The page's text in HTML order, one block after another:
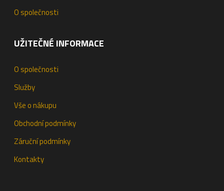
O společnosti
UŽITEČNÉ INFORMACE
O společnosti
Služby
Vše o nákupu
Obchodní podmínky
Záruční podmínky
Kontakty